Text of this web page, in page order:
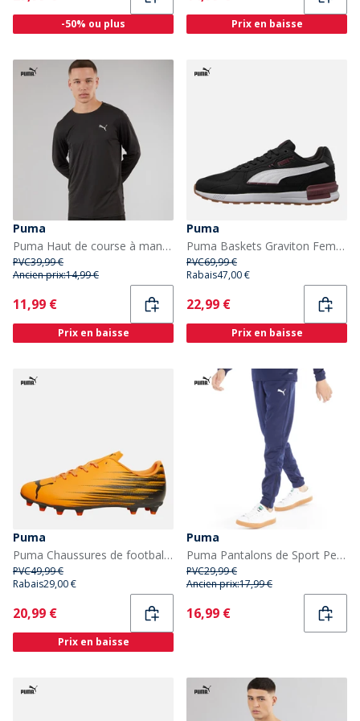
-50% ou plus Prix en baisse
Puma
Puma Haut de course à manches longues préféré Homme Puma Noir
PVC39,99 €
Ancien prix:14,99 €
Current
11,99 €
Prix en baisse
Puma
Puma Baskets Graviton Femme Puma Black
PVC69,99 €
Rabais47,00 €
Current
22,99 €
Prix en baisse
Puma
Puma Chaussures de football Homme Attacanto II FG/AG Terrain Ferme/Artificiel Heat Fire/Puma Black
PVC49,99 €
Rabais29,00 €
Current
20,99 €
Prix en baisse
Puma
Puma Pantalons de Sport Performants teamRISE Garçon Bleu
PVC29,99 €
Ancien prix:17,99 €
Current
16,99 €